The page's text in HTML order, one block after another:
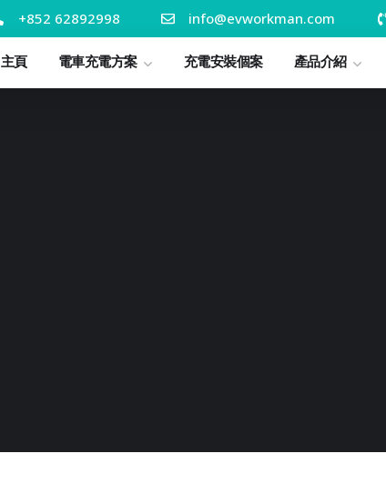
+852 62892998 info@evworkman.com
主頁 電車充電方案 充電安裝個案 產品介紹